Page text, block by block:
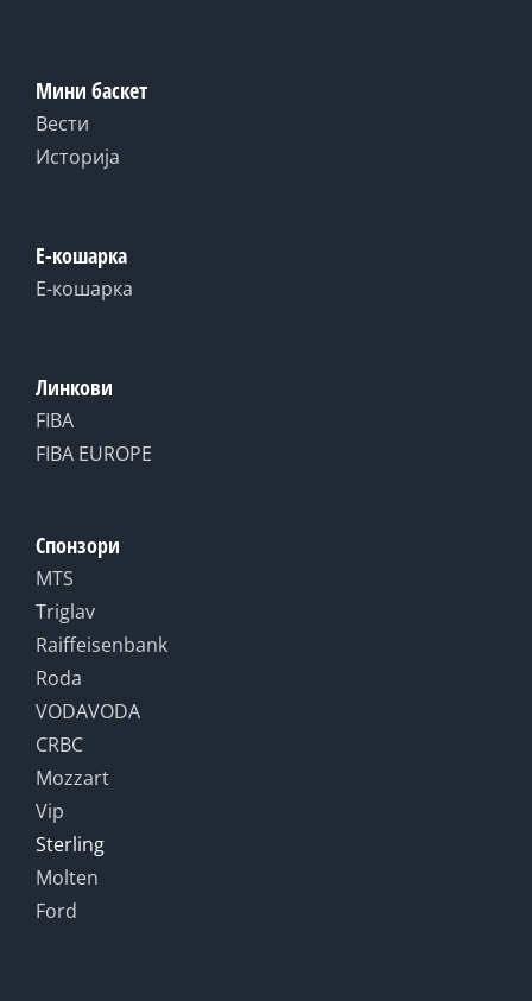
Мини баскет
Вести
Историја
Е-кошарка
Е-кошарка
Линкови
FIBA
FIBA EUROPE
Спонзори
MTS
Triglav
Raiffeisenbank
Roda
VODAVODA
CRBC
Mozzart
Vip
Sterling
Molten
Ford